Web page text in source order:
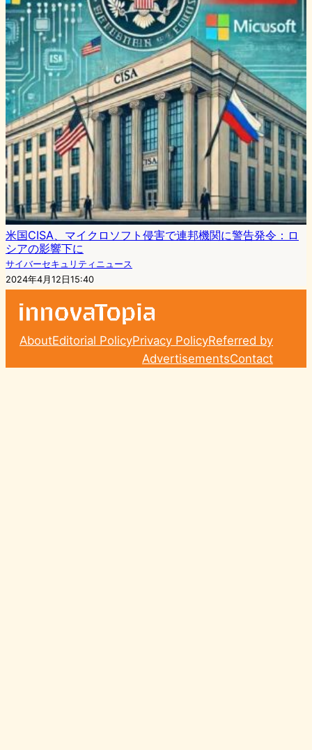
米国CISA、マイクロソフト侵害で連邦機関に警告発令：ロ
シアの影響下に
サイバーセキュリティニュース
2024年4月12日15:40
AboutEditorial PolicyPrivacy PolicyReferred by
AdvertisementsContact